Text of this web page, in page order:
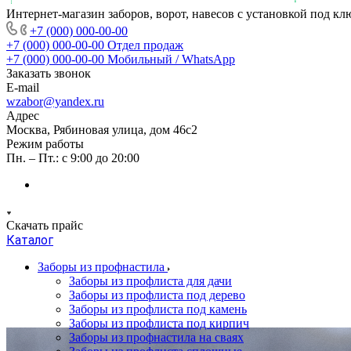
Интернет-магазин заборов, ворот, навесов с установкой под
+7 (000) 000-00-00
+7 (000) 000-00-00 Отдел продаж
+7 (000) 000-00-00 Мобильный / WhatsApp
Заказать звонок
E-mail
wzabor@yandex.ru
Адрес
Москва, Рябиновая улица, дом 46с2
Режим работы
Пн. – Пт.: с 9:00 до 20:00
Скачать прайс
Каталог
Заборы из профнастила
Заборы из профлиста для дачи
Заборы из профлиста под дерево
Заборы из профлиста под камень
Заборы из профлиста под кирпич
Заборы из профнастила на сваях